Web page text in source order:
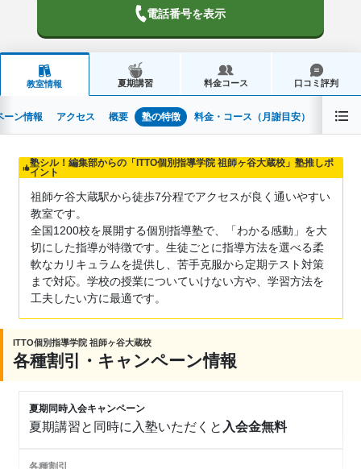
電話番号を表示
教室情報 夏期講習 料金コース 口コミ評判
ーン情報 アクセス 概要 塾の特徴 料金・コース（月謝目安） 夏期講
塾シル！編集部からの「ITTO個別指導学院 祖師ヶ谷大蔵校」塾推しポ
イント
祖師ケ谷大蔵駅から徒歩7分程でアクセスが良く通いやすい
教室です。
全国1200校を展開する個別指導塾で、「わかる感動」を大
切にした指導が特徴です。生徒ごとに指導方法を選べる柔
軟なカリキュラムを提供し、苦手克服から定期テスト対策
まで対応。学校の授業についていけない方や、学習方法を
工夫したい方に最適です。
ITTO個別指導学院 祖師ヶ谷大蔵校
各種割引・キャンペーン情報
夏期同時入会キャンペーン
夏期講習と同時に入塾いただくと 入会金無料
各種割引